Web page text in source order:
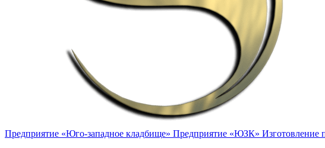
Предприятие «Юго-западное кладбище» Предприятие «ЮЗК» Изготовление